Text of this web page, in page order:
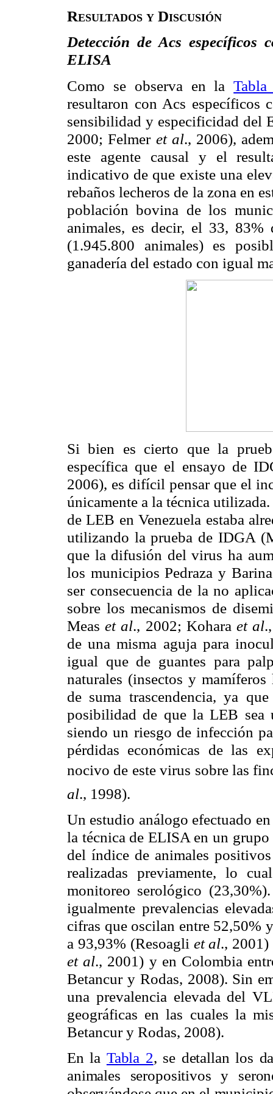
Resultados y Discusión
Detección de Acs
ELISA
Como se observa en la
resultaron con Acs específicos
sensibilidad y especificidad
2000; Felmer et al., 2006),
este agente causal y el
indicativo de que existe una
rebaños lecheros de la zona en
población bovina de los
animales, es decir, el 33,
(1.945.800 animales) es
ganadería del estado con igual
Si bien es cierto que la
específica que el ensayo de
2006), es difícil pensar que el
únicamente a la técnica
de LEB en Venezuela estaba
utilizando la prueba de IDGA
que la difusión del virus ha
los municipios Pedraza y
ser consecuencia de la no
sobre los mecanismos de
Measet al., 2002; Koharaet al
de una misma aguja para
igual que de guantes para
naturales (insectos y mamíferos
de suma trascendencia, ya
posibilidad de que la LEB sea
siendo un riesgo de infección
pérdidas económicas de las
nocivo de este virus sobre las
al., 1998).
Un estudio análogo efectuado
la técnica de ELISA en un
del índice de animales
realizadas previamente, lo
monitoreo serológico
igualmente prevalencias
cifras que oscilan entre
a 93,93% (Resoagli et al.,
et al., 2001) y en Colombia
Betancur y Rodas, 2008). Sin
una prevalencia elevada del
geográficas en las cuales la
Betancur y Rodas, 2008).
En la Tabla 2, se detallan los
animales seropositivos y